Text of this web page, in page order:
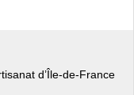
d’Île-de-France